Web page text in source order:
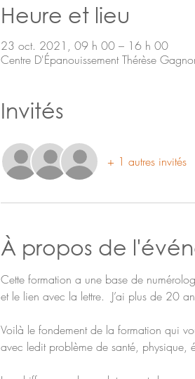
Heure et lieu
23 oct. 2021, 09 h 00 – 16 h 00
Centre D'Épanouissement Thérèse
Invités
+ 1 autres invités
À propos de
Cette formation a une base de
et le lien avec la lettre.  J’ai plus de 20
Voilà le fondement de la formation qui
avec ledit problème de santé, physique,